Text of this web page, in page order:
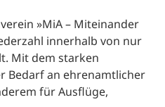
»MiA – Miteinander
innerhalb von nur
Mit dem starken
Bedarf an ehrenamtlicher
für Ausflüge,